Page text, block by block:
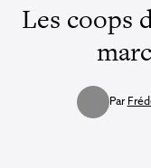
Les coops
Par